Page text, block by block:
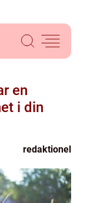
en
i din
redaktionel